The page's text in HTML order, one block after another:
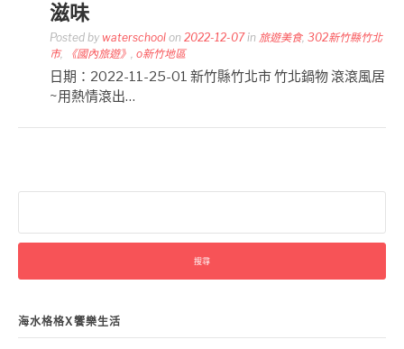
滋味
Posted by waterschool on 2022-12-07in 旅遊美食, 302新竹縣竹北
市, 《國內旅遊》 , o新竹地區
日期：2022-11-25-01 新竹縣竹北市 竹北鍋物 滾滾風居
~用熱情滾出…
關
字:
海水格格X饗樂生活